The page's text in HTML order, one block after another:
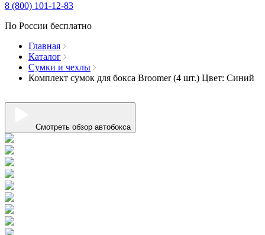
8 (800) 101-12-83
По России бесплатно
Главная
Каталог
Сумки и чехлы
Комплект сумок для бокса Broomer (4 шт.) Цвет: Синий
Смотреть обзор автобокса